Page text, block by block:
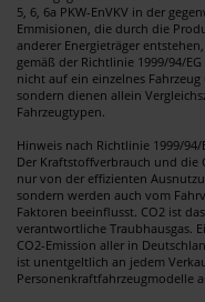
5, 6, 6a PKW-EnVKV in der
Emmisionen, die durch die
anderer Energieträger
gemäß der Richtlinie 1999/94/
nicht auf ein einzelnes
sondern dienen allein
Fahrzeugtypen.
Hinweis nach Richtlinie 1999/94/
Der Kraftstoffverbrauch und die
nur von der effizienten
sondern werden auch vom
Faktoren beeinflusst. CO2 ist
verantwortliche Traubhausgas.
CO2-Emission aller in
ist unentgeltlich an jedem
Personenkraftfahrzeugmodelle